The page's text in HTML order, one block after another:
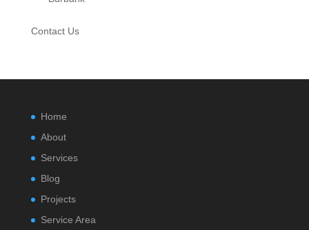
Contact Us
Home
About
Services
Blog
Projects
Service Area